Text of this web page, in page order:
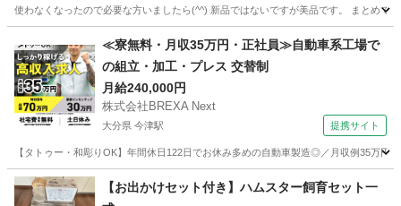
使わなくなったので必要な方いましたら(^^) 新品ではないですが美品です。 まとめて
長者原駅 その他
≪寮無料・月収35万円・正社員≫自動車系工場で
の組立・加工・プレス 交替制
月給240,000円
株式会社BREXA Next
大分県 今津駅 提携サイト
【タトゥー・和彫りOK】年間休日122日でお休み多めの自動車製造◎／月収例35万
大分 中津市 今津駅 その他
【お出かけセット付き】ハムスター飼育セット一